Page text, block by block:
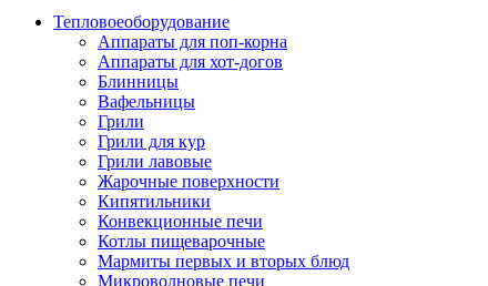
Тепловоеоборудование
Аппараты для поп-корна
Аппараты для хот-догов
Блинницы
Вафельницы
Грили
Грили для кур
Грили лавовые
Жарочные поверхности
Кипятильники
Конвекционные печи
Котлы пищеварочные
Мармиты первых и вторых блюд
Микроволновые печи